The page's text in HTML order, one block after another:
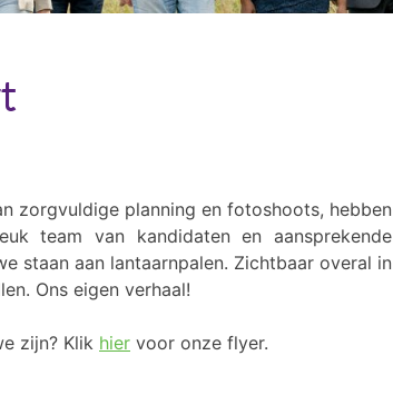
zorgvuldige planning en fotoshoots, hebben
team van kandidaten en aansprekende
staan aan lantaarnpalen. Zichtbaar overal in
Ons eigen verhaal!
zijn? Klik hier voor onze flyer.